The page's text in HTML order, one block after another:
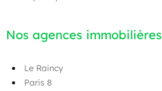
Nos agences immobilières
Le Raincy
Paris 8